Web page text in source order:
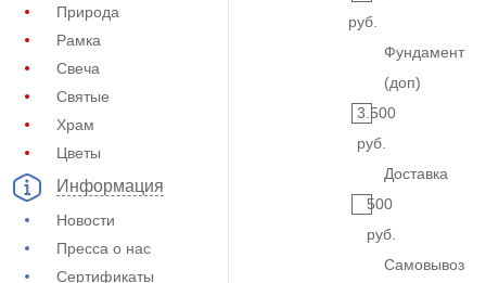
Природа
Рамка
Свеча
Святые
Храм
Цветы
Информация
Новости
Пресса о нас
Сертификаты
руб.
Фундамент
(доп)
3.500
руб.
Доставка
500
руб.
Самовывоз